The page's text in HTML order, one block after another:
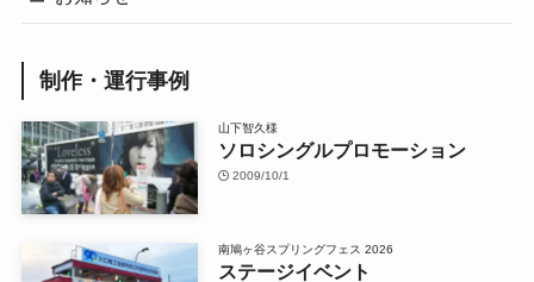
制作・運行事例
山下智久様
ソロシングルプロモーション
2009/10/1
南鳩ヶ谷スプリングフェス 2026
ステージイベント